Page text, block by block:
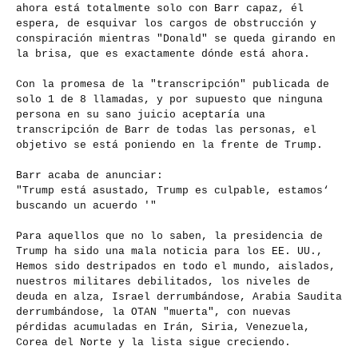
ahora está totalmente solo con Barr capaz, él
espera, de esquivar los cargos de obstrucción y
conspiración mientras "Donald" se queda girando en
la brisa, que es exactamente dónde está ahora.
Con la promesa de la "transcripción" publicada de
solo 1 de 8 llamadas, y por supuesto que ninguna
persona en su sano juicio aceptaría una
transcripción de Barr de todas las personas, el
objetivo se está poniendo en la frente de Trump.
Barr acaba de anunciar:
"Trump está asustado, Trump es culpable, estamos‘
buscando un acuerdo '"
Para aquellos que no lo saben, la presidencia de
Trump ha sido una mala noticia para los EE. UU.,
Hemos sido destripados en todo el mundo, aislados,
nuestros militares debilitados, los niveles de
deuda en alza, Israel derrumbándose, Arabia Saudita
derrumbándose, la OTAN "muerta", con nuevas
pérdidas acumuladas en Irán, Siria, Venezuela,
Corea del Norte y la lista sigue creciendo.